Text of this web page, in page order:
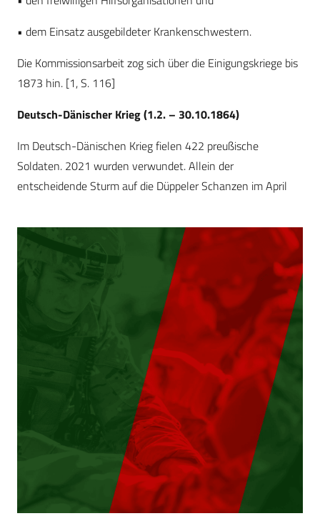
• dem Einsatz ausgebildeter Krankenschwestern.
Die Kommissionsarbeit zog sich über die Einigungskriege bis
1873 hin. [1, S. 116]
Deutsch-Dänischer Krieg (1.2. – 30.10.1864)
Im Deutsch-Dänischen Krieg fielen 422 preußische
Soldaten. 2021 wurden verwundet. Allein der
entscheidende Sturm auf die Düppeler Schanzen im April